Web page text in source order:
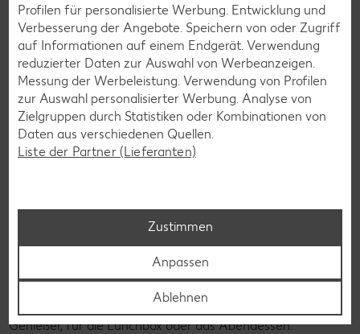
Laktosefreie Rezepte
Laktoseintoleranz muss dich kulinarisch nicht ausbremsen,
denn es geht auch ohne. Unsere laktosefreien Rezepte
Genießer, für die Lunchbox oder das Abendessen.
Profilen für personalisierte Werbung. Entwicklung und
Verbesserung der Angebote. Speichern von oder Zugriff
auf Informationen auf einem Endgerät. Verwendung
reduzierter Daten zur Auswahl von Werbeanzeigen.
Messung der Werbeleistung. Verwendung von Profilen
zur Auswahl personalisierter Werbung. Analyse von
Zielgruppen durch Statistiken oder Kombinationen von
Daten aus verschiedenen Quellen.
Liste der Partner (Lieferanten)
Zustimmen
Anpassen
Ablehnen